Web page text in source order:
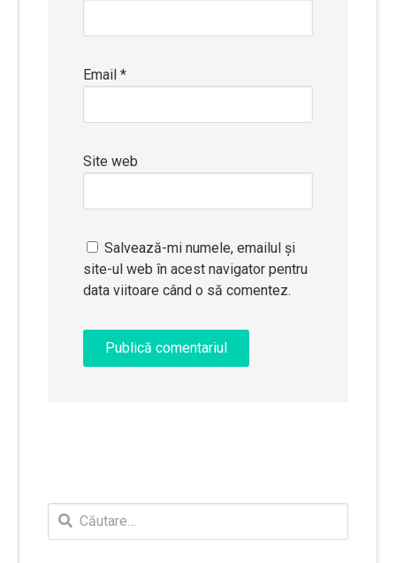
Email*
Site web
Salvează-mi numele, emailul și
site-ul web în acest navigator pentru
data viitoare când o să comentez.
Caută
după: